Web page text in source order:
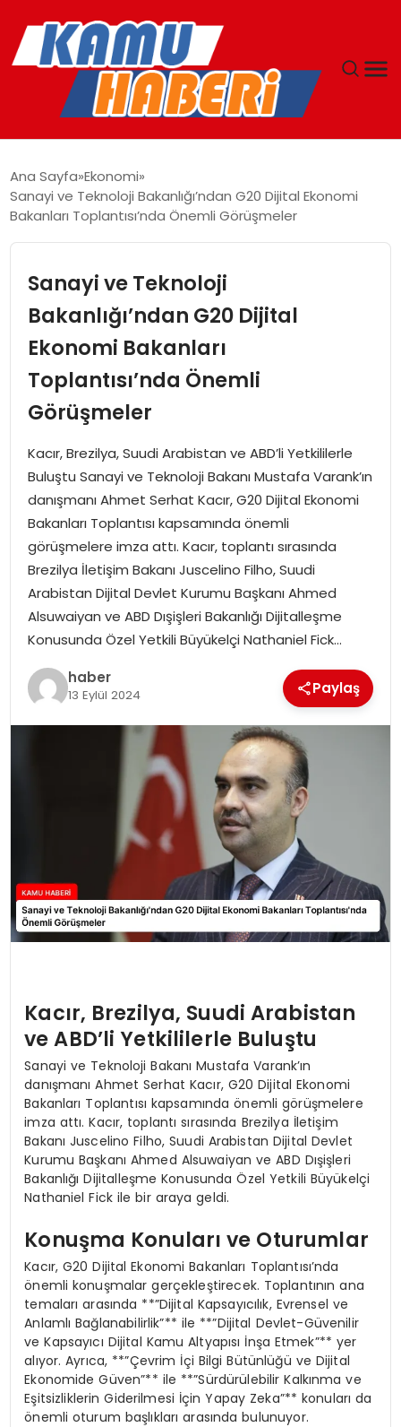
YAŞAM
MAGAZIN
EKONOMI
SPOR
EĞITIM
GENEL
Ana Sayfa Ekonomi
Sanayi ve Teknoloji Bakanlığı’ndan G20 Dijital Ekonomi
Bakanları Toplantısı’nda Önemli Görüşmeler
Sanayi ve Teknoloji
Bakanlığı’ndan G20 Dijital
Ekonomi Bakanları
Toplantısı’nda Önemli
Görüşmeler
Kacır, Brezilya, Suudi Arabistan ve ABD’li Yetkililerle
Buluştu Sanayi ve Teknoloji Bakanı Mustafa Varank’ın
danışmanı Ahmet Serhat Kacır, G20 Dijital Ekonomi
Bakanları Toplantısı kapsamında önemli
görüşmelere imza attı. Kacır, toplantı sırasında
Brezilya İletişim Bakanı Juscelino Filho, Suudi
Arabistan Dijital Devlet Kurumu Başkanı Ahmed
Alsuwaiyan ve ABD Dışişleri Bakanlığı Dijitalleşme
Konusunda Özel Yetkili Büyükelçi Nathaniel Fick…
haber
13 Eylül 2024 Paylaş
Kacır, Brezilya, Suudi Arabistan
ve ABD’li Yetkililerle Buluştu
Sanayi ve Teknoloji Bakanı Mustafa Varank’ın
danışmanı Ahmet Serhat Kacır, G20 Dijital Ekonomi
Bakanları Toplantısı kapsamında önemli görüşmelere
imza attı. Kacır, toplantı sırasında Brezilya İletişim
Bakanı Juscelino Filho, Suudi Arabistan Dijital Devlet
Kurumu Başkanı Ahmed Alsuwaiyan ve ABD Dışişleri
Bakanlığı Dijitalleşme Konusunda Özel Yetkili Büyükelçi
Nathaniel Fick ile bir araya geldi.
Konuşma Konuları ve Oturumlar
Kacır, G20 Dijital Ekonomi Bakanları Toplantısı’nda
önemli konuşmalar gerçekleştirecek. Toplantının ana
temaları arasında **”Dijital Kapsayıcılık, Evrensel ve
Anlamlı Bağlanabilirlik”** ile **”Dijital Devlet-Güvenilir
ve Kapsayıcı Dijital Kamu Altyapısı İnşa Etmek”** yer
alıyor. Ayrıca, **”Çevrim İçi Bilgi Bütünlüğü ve Dijital
Ekonomide Güven”** ile **”Sürdürülebilir Kalkınma ve
Eşitsizliklerin Giderilmesi İçin Yapay Zeka”** konuları da
önemli oturum başlıkları arasında bulunuyor.